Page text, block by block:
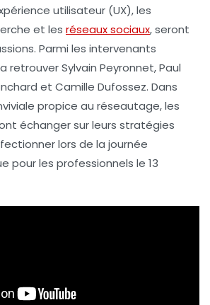
utilisateur (UX), les
et les réseaux sociaux, seront
Parmi les intervenants
retrouverSylvain Peyronnet,Paul
et Camille Dufossez. Dans
propice au réseautage, les
échanger sur leurs stratégies
lors de la journée
pour les professionnels le 13